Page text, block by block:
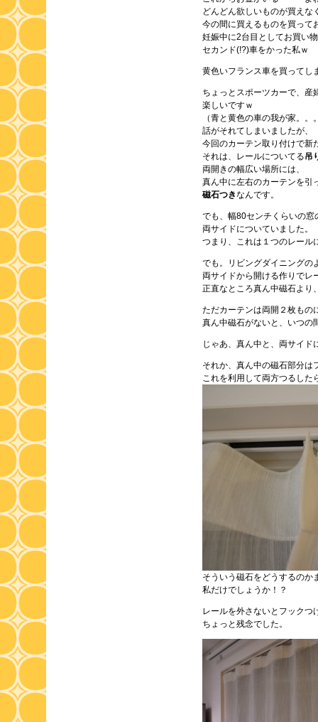
どんどん欲しいものが買えな
今の間に買えるものを買って
妊娠中に2台目としてお買い
セカンド(!?)車をかった私ｗ
黄色いフランス車を買ってし
ちょっとスポーツカーで、産
楽しいですｗ
（青と黄色の車の我が家。。
話がそれてしまいましたが、
今回のカーテン取り付けで新
それは、レールについてる吊
両開きの幅広い場所には、
真ん中に左右のカーテンを引
磁石つきなんです。
でも、幅80センチくらいの窓
両サイドについていました。
つまり、これは１つのレール
でも。リビングダイニングの
両サイドから開ける作りでレ
正直なところ真ん中磁石より
ただカーテンは両開２枚もの
真ん中磁石がないと、いつの
じゃあ、真ん中と、両サイド
それか、真ん中の磁石部分は
これを利用して両方つるした
そういう磁石をどうするのか
私だけでしょうか！？
レールを外さないとフックつ
ちょっと残念でした。